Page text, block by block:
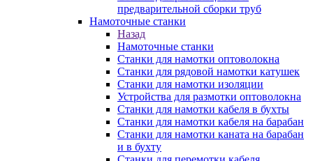
предварительной сборки труб
Намоточные станки
Назад
Намоточные станки
Станки для намотки оптоволокна
Станки для рядовой намотки катушек
Станки для намотки изоляции
Устройства для размотки оптоволокна
Станки для намотки кабеля в бухты
Станки для намотки кабеля на барабан
Станки для намотки каната на барабан
и в бухту